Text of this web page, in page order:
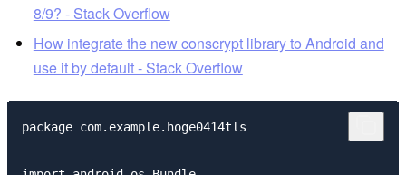
8/9? - Stack Overflow
How integrate the new conscrypt library to Android and
use it by default - Stack Overflow
package com.example.hoge0414tls